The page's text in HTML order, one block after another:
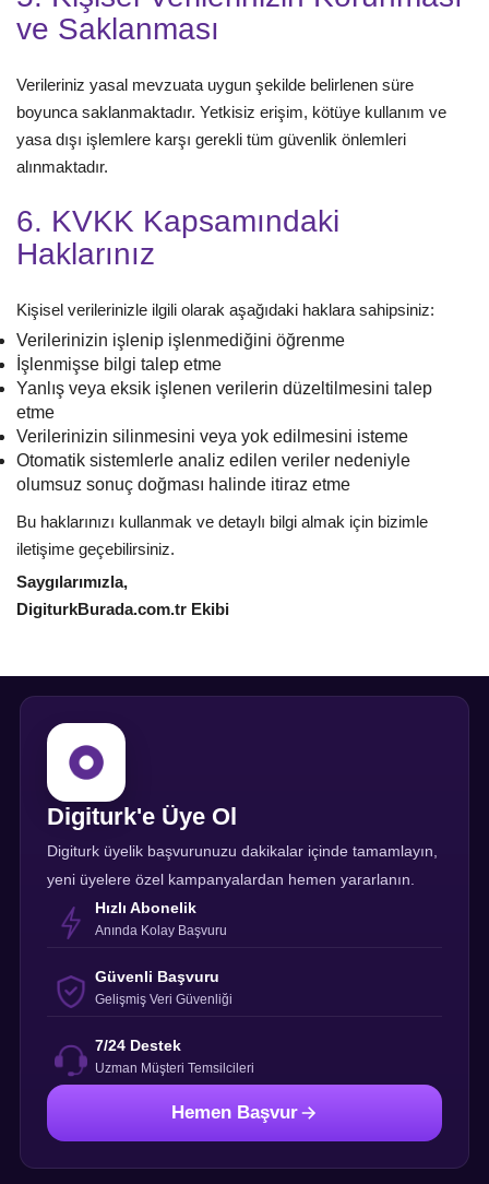
ve Saklanması
Verileriniz yasal mevzuata uygun şekilde belirlenen süre
boyunca saklanmaktadır. Yetkisiz erişim, kötüye kullanım ve
yasa dışı işlemlere karşı gerekli tüm güvenlik önlemleri
alınmaktadır.
6. KVKK Kapsamındaki
Haklarınız
Kişisel verilerinizle ilgili olarak aşağıdaki haklara sahipsiniz:
Verilerinizin işlenip işlenmediğini öğrenme
İşlenmişse bilgi talep etme
Yanlış veya eksik işlenen verilerin düzeltilmesini talep
etme
Verilerinizin silinmesini veya yok edilmesini isteme
Otomatik sistemlerle analiz edilen veriler nedeniyle
olumsuz sonuç doğması halinde itiraz etme
Bu haklarınızı kullanmak ve detaylı bilgi almak için bizimle
iletişime geçebilirsiniz.
Saygılarımızla,
DigiturkBurada.com.tr Ekibi
Digiturk'e Üye Ol
Digiturk üyelik başvurunuzu dakikalar içinde tamamlayın,
yeni üyelere özel kampanyalardan hemen yararlanın.
Hızlı Abonelik
Anında Kolay Başvuru
Güvenli Başvuru
Gelişmiş Veri Güvenliği
7/24 Destek
Uzman Müşteri Temsilcileri
Hemen Başvur